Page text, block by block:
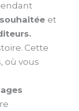
et
Cette
où vous